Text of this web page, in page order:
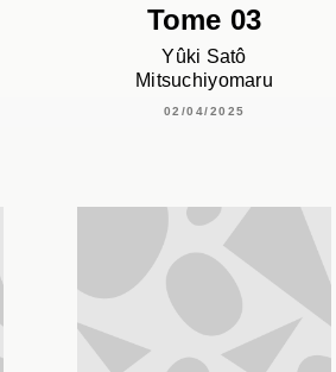
Tome 03
Yûki Satô
Mitsuchiyomaru
02/04/2025